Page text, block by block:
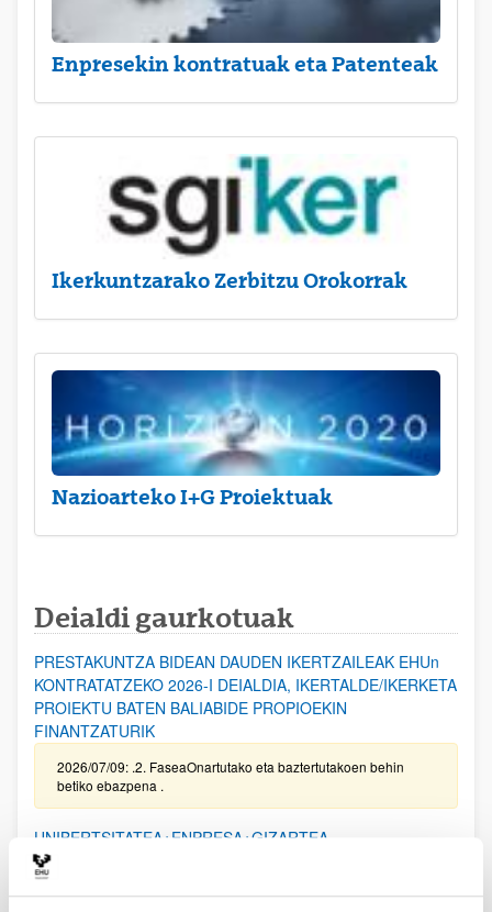
Enpresekin kontratuak eta Patenteak
Ikerkuntzarako Zerbitzu Orokorrak
Nazioarteko I+G Proiektuak
Deialdi gaurkotuak
PRESTAKUNTZA BIDEAN DAUDEN IKERTZAILEAK EHUn
KONTRATATZEKO 2026-I DEIALDIA, IKERTALDE/IKERKETA
PROIEKTU BATEN BALIABIDE PROPIOEKIN
FINANTZATURIK
2026/07/09: .2. FaseaOnartutako eta baztertutakoen behin
betiko ebazpena .
UNIBERTSITATEA+ENPRESA+GIZARTEA
HARREMANAREN INPAKTUA EX POST EBALUATZEKO
PROIEKTUEN DEIALDIA